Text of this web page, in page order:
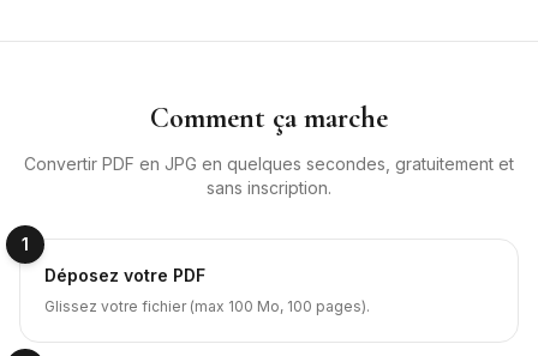
Comment ça marche
Convertir PDF en JPG en quelques secondes, gratuitement et
sans inscription.
1
Déposez votre PDF
Glissez votre fichier (max 100 Mo, 100 pages).